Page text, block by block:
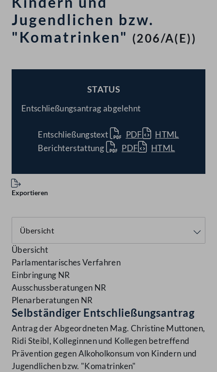
Jugendlichen bzw.
"Komatrinken" (206/A(E))
STATUS
Entschließungsantrag abgelehnt
Entschließungstext PDF
HTML
Berichterstattung
PDF HTML
Exportieren
Übersicht
Parlamentarisches Verfahren
Einbringung NR
Ausschussberatungen NR
Plenarberatungen NR
Selbständiger Entschließungsantrag
Antrag der Abgeordneten Mag. Christine Muttonen,
Ridi Steibl, Kolleginnen und Kollegen betreffend
Prävention gegen Alkoholkonsum von Kindern und
Jugendlichen bzw. "Komatrinken"